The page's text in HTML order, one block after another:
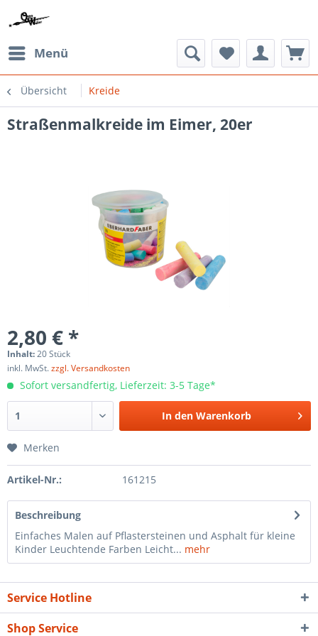
Menü
Übersicht Kreide
Straßenmalkreide im Eimer, 20er
2,80 € *
Inhalt:20 Stück
inkl. MwSt.zzgl. Versandkosten
Sofort versandfertig, Lieferzeit: 3-5 Tage*
In den Warenkorb
Merken
Artikel-Nr.: 161215
Beschreibung
Einfaches Malen auf Pflastersteinen und Asphalt für kleine
Kinder Leuchtende Farben Leicht... mehr
Service Hotline
Shop Service